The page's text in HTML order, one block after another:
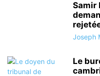
Samir
Joseph
Le